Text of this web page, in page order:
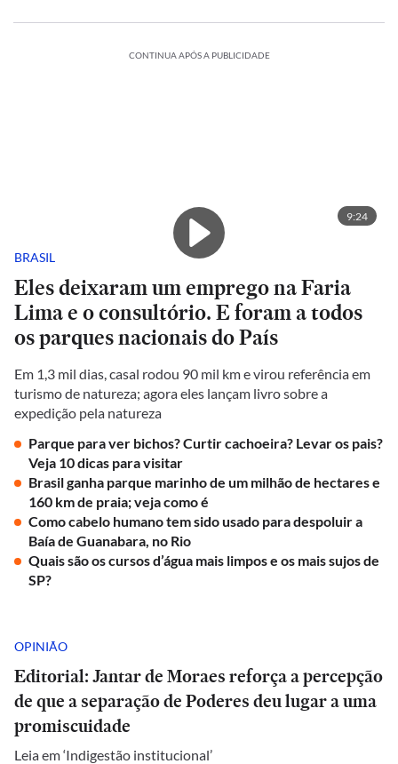
CONTINUA APÓS A PUBLICIDADE
9:24
BRASIL
Eles deixaram um emprego na Faria
Lima e o consultório. E foram a todos
os parques nacionais do País
Em 1,3 mil dias, casal rodou 90 mil km e virou referência em
turismo de natureza; agora eles lançam livro sobre a
expedição pela natureza
Parque para ver bichos? Curtir cachoeira? Levar os pais?
Veja 10 dicas para visitar
Brasil ganha parque marinho de um milhão de hectares e
160 km de praia; veja como é
Como cabelo humano tem sido usado para despoluir a
Baía de Guanabara, no Rio
Quais são os cursos d’água mais limpos e os mais sujos de
SP?
OPINIÃO
Editorial: Jantar de Moraes reforça a percepção
de que a separação de Poderes deu lugar a uma
promiscuidade
Leia em ‘Indigestão institucional’